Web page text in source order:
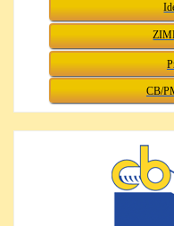
CB/